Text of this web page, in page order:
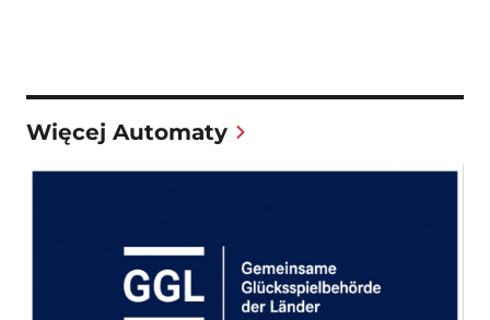
Więcej Automaty